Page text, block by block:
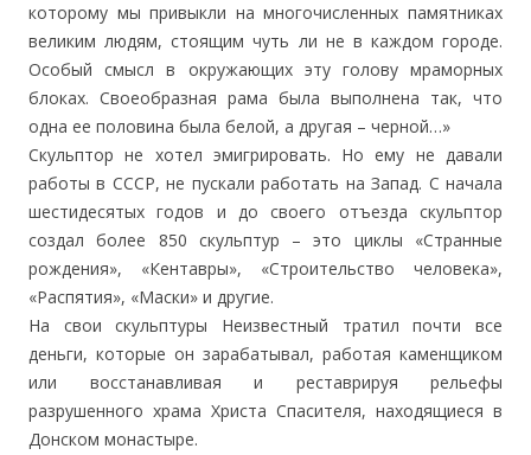
которому мы привыкли на многочисленных памятниках
великим людям, стоящим чуть ли не в каждом городе.
Особый смысл в окружающих эту голову мраморных
блоках. Своеобразная рама была выполнена так, что
одна ее половина была белой, а другая – черной…»
Скульптор не хотел эмигрировать. Но ему не давали
работы в СССР, не пускали работать на Запад. С начала
шестидесятых годов и до своего отъезда скульптор
создал более 850 скульптур – это циклы «Странные
рождения», «Кентавры», «Строительство человека»,
«Распятия», «Маски» и другие.
На свои скульптуры Неизвестный тратил почти все
деньги, которые он зарабатывал, работая каменщиком
или восстанавливая и реставрируя рельефы
разрушенного храма Христа Спасителя, находящиеся в
Донском монастыре.